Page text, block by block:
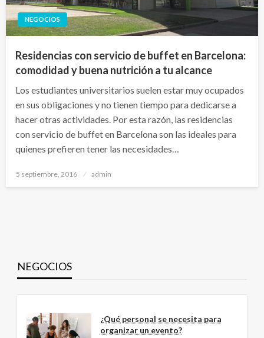
NEGOCIOS
Residencias con servicio de buffet en Barcelona:
comodidad y buena nutrición a tu alcance
Los estudiantes universitarios suelen estar muy ocupados
en sus obligaciones y no tienen tiempo para dedicarse a
hacer otras actividades. Por esta razón, las residencias
con servicio de buffet en Barcelona son las ideales para
quienes prefieren tener las necesidades…
Publicado
5 septiembre, 2016 admin
NEGOCIOS
¿Qué personal se necesita para
organizar un evento?